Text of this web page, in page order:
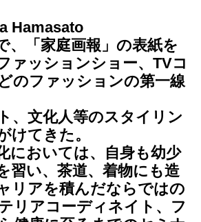
Hamasato
、「家庭画報」の表紙を
ァッションショー、TVコ
のファッションの第一線
、文化人等のスタイリン
けてきた。
においては、自身も幼少
習い、茶道、着物にも造
リアを積んだならではの
リアコーディネイト、フ